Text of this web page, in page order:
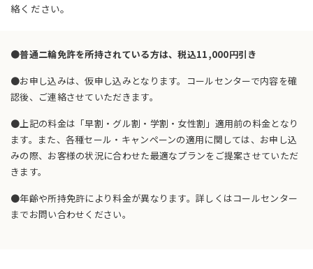
絡ください。
●普通二輪免許を所持されている方は、税込11,000円引き
●お申し込みは、仮申し込みとなります。コールセンターで内容を確
認後、ご連絡させていただきます。
●上記の料金は「早割・グル割・学割・女性割」適用前の料金となり
ます。また、各種セール・キャンペーンの適用に関しては、お申し込
みの際、お客様の状況に合わせた最適なプランをご提案させていただ
きます。
●年齢や所持免許により料金が異なります。詳しくはコールセンター
までお問い合わせください。